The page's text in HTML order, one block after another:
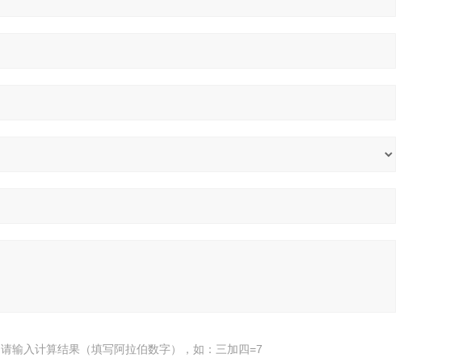
请输入计算结果（填写阿拉伯数字），如：三加四=7